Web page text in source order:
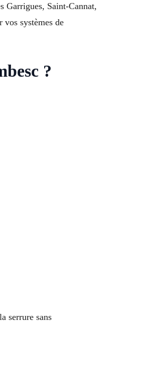
Garrigues, Saint-Cannat,
systèmes de
?
serrure sans